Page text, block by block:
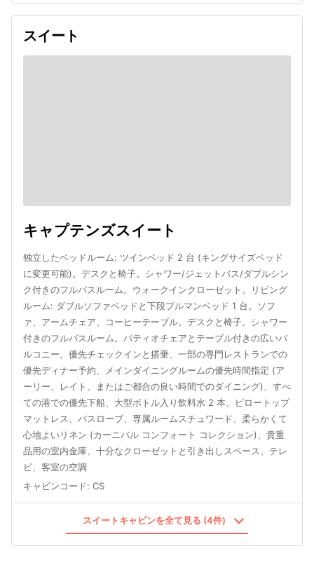
スイート
キャプテンズスイート
独立したベッドルーム: ツインベッド 2 台 (キングサイズベッド
に変更可能)。デスクと椅子。シャワー/ジェットバス/ダブルシン
ク付きのフルバスルーム。ウォークインクローゼット。リビング
ルーム: ダブルソファベッドと下段プルマンベッド 1 台。ソフ
ァ、アームチェア、コーヒーテーブル。デスクと椅子。シャワー
付きのフルバスルーム。パティオチェアとテーブル付きの広いバ
ルコニー。優先チェックインと搭乗、一部の専門レストランでの
優先ディナー予約、メインダイニングルームの優先時間指定 (ア
ーリー、レイト、またはご都合の良い時間でのダイニング)、すべ
ての港での優先下船、大型ボトル入り飲料水 2 本、ピロートップ
マットレス、バスローブ、専属ルームスチュワード、柔らかくて
心地よいリネン (カーニバル コンフォート コレクション)、貴重
品用の室内金庫、十分なクローゼットと引き出しスペース、テレ
ビ、客室の空調
キャビンコード: CS
スイートキャビンを全て見る (4件)